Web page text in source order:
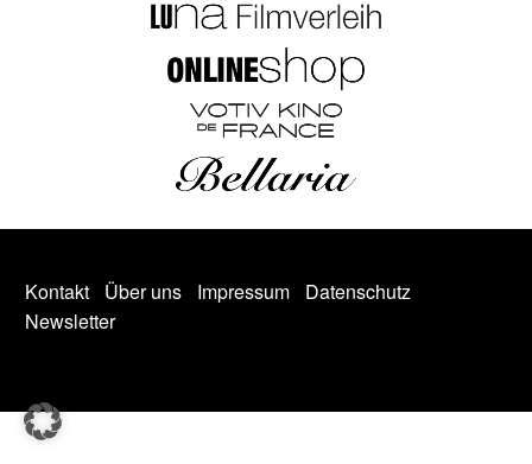
Kontakt Über uns Impressum
Datenschutz
Newsletter